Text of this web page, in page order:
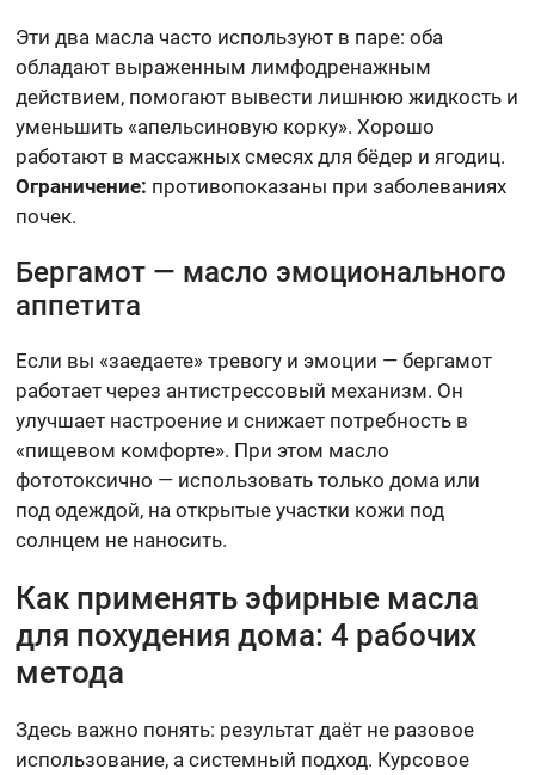
Эти два масла часто используют в паре: оба
обладают выраженным лимфодренажным
действием, помогают вывести лишнюю жидкость и
уменьшить «апельсиновую корку». Хорошо
работают в массажных смесях для бёдер и ягодиц.
Ограничение: противопоказаны при заболеваниях
почек.
Бергамот — масло эмоционального
аппетита
Если вы «заедаете» тревогу и эмоции — бергамот
работает через антистрессовый механизм. Он
улучшает настроение и снижает потребность в
«пищевом комфорте». При этом масло
фототоксично — использовать только дома или
под одеждой, на открытые участки кожи под
солнцем не наносить.
Как применять эфирные масла
для похудения дома: 4 рабочих
метода
Здесь важно понять: результат даёт не разовое
использование, а системный подход. Курсовое